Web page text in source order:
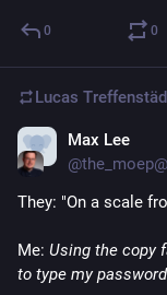
0 0
Lucas
Max Lee
They: "On a scale
Me: Using the copy
to type my password